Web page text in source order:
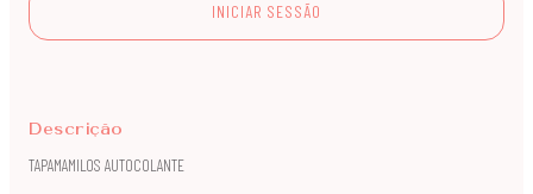
INICIAR SESSÃO
Descrição
TAPAMAMILOS AUTOCOLANTE